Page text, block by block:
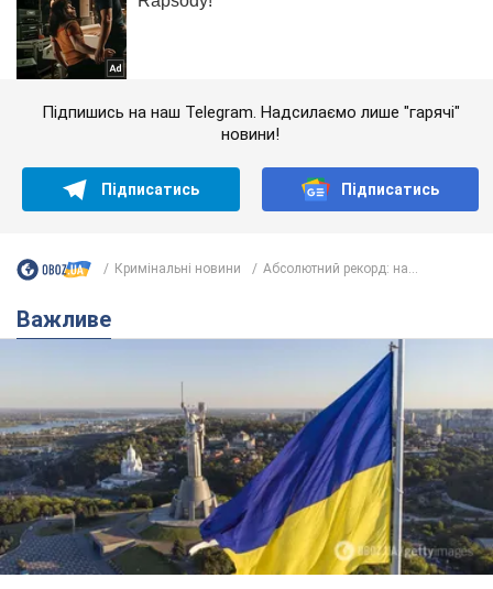
Підпишись на наш Telegram. Надсилаємо лише "гарячі"
новини!
Підписатись Підписатись
Кримінальні новини Абсолютний рекорд: на...
Важливе